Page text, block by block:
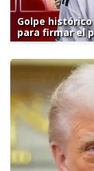
Golpe
para firmar el